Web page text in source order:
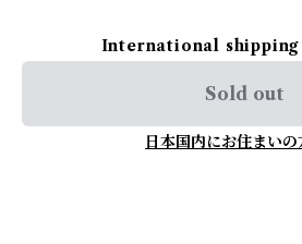
International
Sold out
日本国内にお住まいの